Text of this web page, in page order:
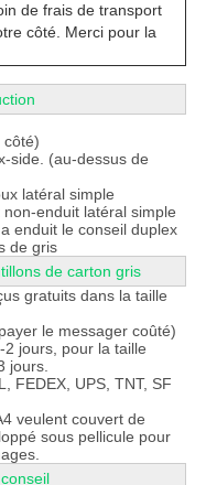
de frais de transport
côté. Merci pour la
côté)
side. (au-dessus de
latéral simple
enduit latéral simple
enduit le conseil duplex
de gris
de carton gris
gratuits dans la taille
le messager coûté)
2 jours, pour la taille
jours.
FEDEX, UPS, TNT, SF
veulent couvert de
sous pellicule pour